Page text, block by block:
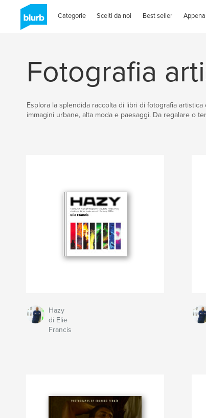
Categorie Scelti da noi Best seller
Fotografia
Esplora la splendida raccolta di libri di fotografia
immagini urbane, alta moda e paesaggi. Da regalare o
Hazy
di Elie
Francis